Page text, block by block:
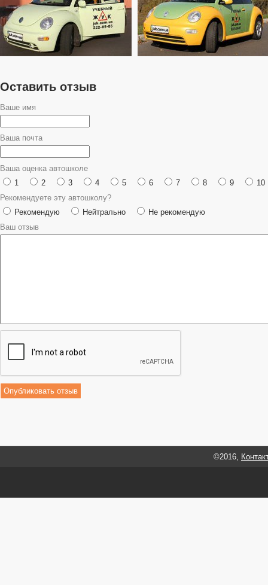
Оставить отзыв
Ваше имя
Ваша почта
Ваша оценка автошколе
1
2 3 4 5 6 7 8 9
10
Рекомендуете эту автошколу?
Рекомендую
Нейтрально
Не рекомендую
Ваш отзыв
©2016,